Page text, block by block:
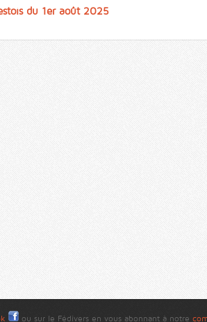
du 1er août 2025
ou sur le Fédivers en vous abonnant à notre